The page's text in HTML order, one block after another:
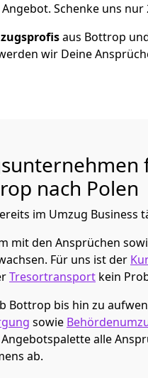
Schenke uns nur
aus Bottrop
wir Deine
nach Polen
im Umzug Business
mit den Ansprüchen
Für uns ist der
Tresortransport kein
Bottrop bis hin zu
sowie
alle
ab.